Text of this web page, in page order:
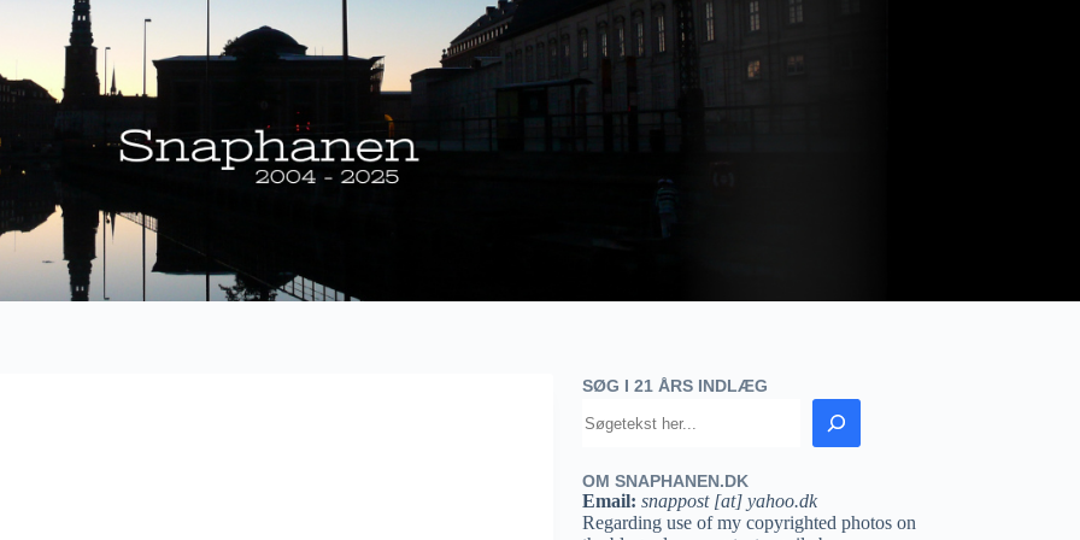
SØG I 21 ÅRS INDLÆG
OM SNAPHANEN.DK
Email: snappost [at] yahoo.dk
Regarding use of my copyrighted photos on